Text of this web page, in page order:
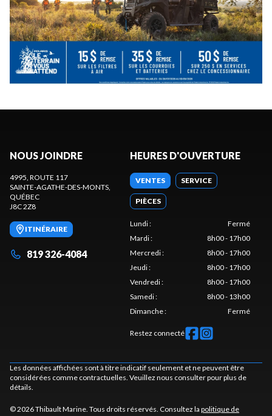
NOUS JOINDRE
4995, ROUTE 117
SAINTE-AGATHE-DES-MONTS,
QUÉBEC
J8C 2Z8
ITINÉRAIRE
819 326-4084
HEURES D'OUVERTURE
VENTES SERVICE
PIÈCES
Lundi:
Fermé
Mardi:
8h00 - 17h00
Mercredi:
8h00 - 17h00
Jeudi:
8h00 - 17h00
Vendredi:
8h00 - 17h00
Samedi:
8h00 - 13h00
Dimanche: Fermé
Restez connecté
Les données affichées sont à titre indicatif seulement et ne peuvent être
considérées comme contractuelles. Veuillez nous consulter pour plus de
détails.
© 2026 Thibault Marine. Tous droits réservés. Consultez la politique de